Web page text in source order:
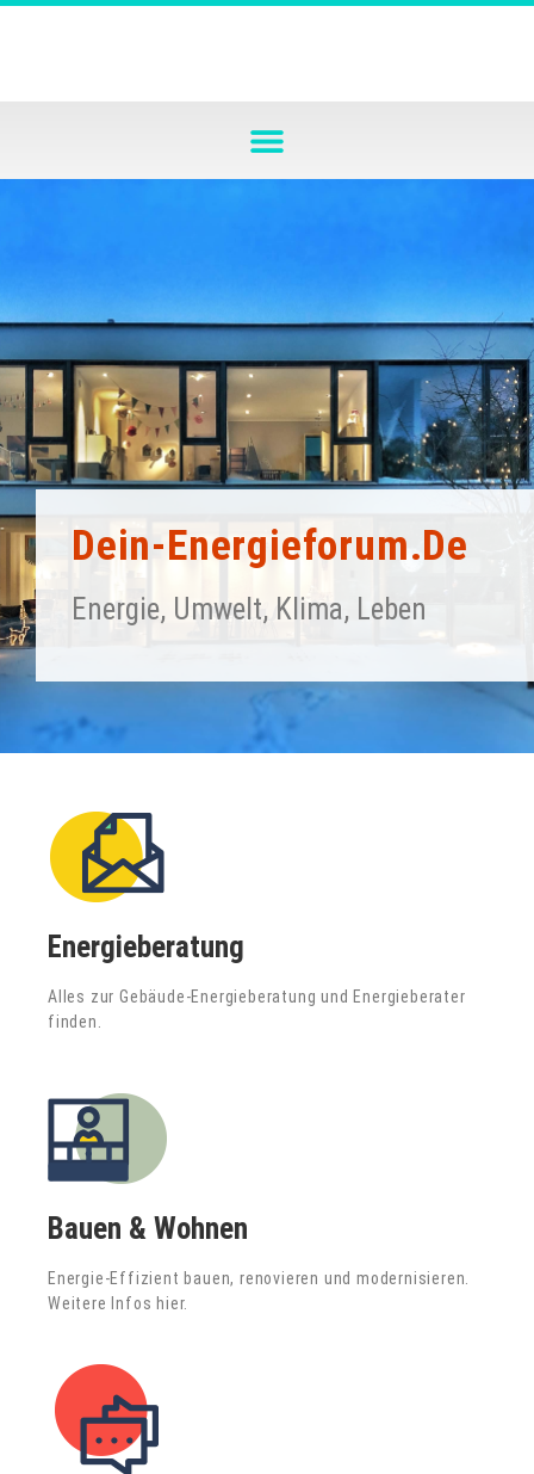
Dein-Energieforum.de
Energie, Umwelt, Klima, Leben
Energieberatung
Alles zur Gebäude-Energieberatung und Energieberater
finden.
Bauen & Wohnen
Energie-Effizient bauen, renovieren und modernisieren.
Weitere Infos hier.